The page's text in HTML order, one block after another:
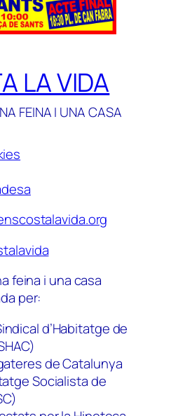
LA VIDA
FEINA I UNA CASA
feina i una casa
per:
d’Habitatge de
de Catalunya
Socialista de